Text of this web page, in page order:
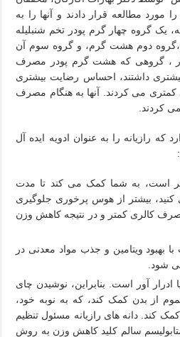
18 فرد چاق را مورد مطالعه قرار دادند و آنها را به
یک گروه چهار گرم پودر تخم شنبلیله
دوم هشت گرم، و گروه سوم آن
، گروهی که هشت گرم پودر مصرف
داشتند، احساس رضایت بیشتری
می کردند. آنها به هنگام مصرف
کردند.
که رازیانه را به عنوان ادویه ایده آل
است، به شما کمک می کند تا مدت
بیشتر از هوس پرخوری جلوگیری
کالری کمتر و در نتیجه کاهش وزن
بهبود ویتامین و جذب مواد معدنی در
شود.
ادرار آور است. بنابراین، نوشیدن چای
از بدن کمک کند، که به نوبه خود،
کند. دانه های رازیانه مسئول تنظیم
سالم کلید کاهش وزن به روش